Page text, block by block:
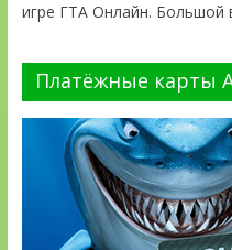
игре ГТА Онлайн. Большой
Платёжные карты